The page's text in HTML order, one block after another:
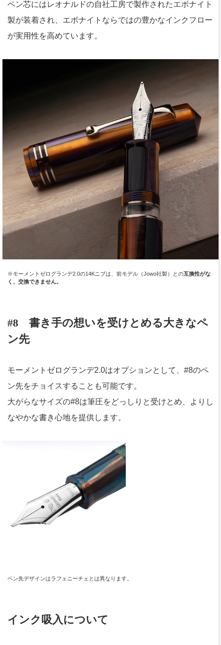
ペン芯にはレオナルドの自社工房で製作されたエボナイト
製が装着され、エボナイトならではの豊かなインクフロー
が実用性を高めています。
※モーメントゼログランデ2.0の14Kニブは、前モデル（Jowo社製）との互換性がな
く、交換できません。
#8 書き手の想いを受けとめる大きなペ
ン先
モーメントゼログランデ2.0はオプションとして、#8のペ
ン先をチョイスすることも可能です。
大がらなサイズの#8は筆圧をどっしりと受けとめ、よりし
なやかな書き心地を提供します。
ペン先デザインはラフェニーチェとは異なります。
インク吸入について